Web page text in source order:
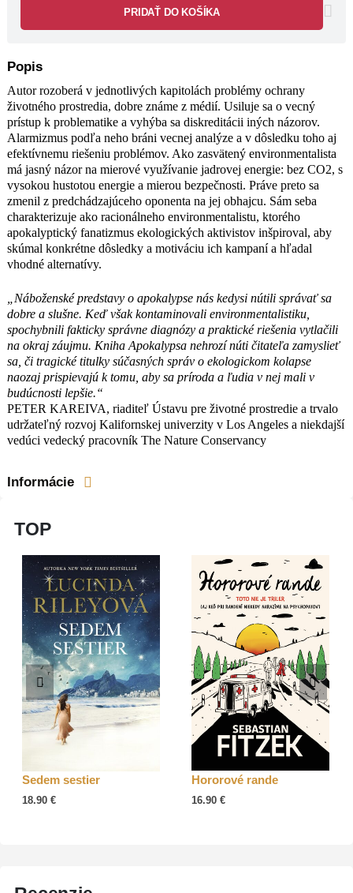
environmentalistiku, spochybnili
fakticky správne diagnózy a praktické
riešenia vytlačili na okraj záujmu.
kolapse naozaj prispievajú k tomu, aby
sa príroda a ľudia v nej mali v
budúcnosti lepšie.“
PETER KAREIVA, riaditeľ Ústavu
pre životné prostredie a trvalo
udržateľný rozvoj Kalifornskej
univerzity v Los Angeles a niekdajší
vedúci vedecký pracovník The Nature
Conservancy
PRIDAŤ DO KOŠÍKA
Popis
Autor rozoberá v jednotlivých kapitolách problémy ochrany
životného prostredia, dobre známe z médií. Usiluje sa o vecný
prístup k problematike a vyhýba sa diskreditácii iných názorov.
Alarmizmus podľa neho bráni vecnej analýze a v dôsledku toho aj
efektívnemu riešeniu problémov. Ako zasvätený environmentalista
má jasný názor na mierové využívanie jadrovej energie: bez CO2, s
vysokou hustotou energie a mierou bezpečnosti. Práve preto sa
zmenil z predchádzajúceho oponenta na jej obhajcu. Sám seba
charakterizuje ako racionálneho environmentalistu, ktorého
apokalyptický fanatizmus ekologických aktivistov inšpiroval, aby
skúmal konkrétne dôsledky a motiváciu ich kampaní a hľadal
vhodné alternatívy.
„Náboženské predstavy o apokalypse nás kedysi nútili správať sa
dobre a slušne. Keď však kontaminovali environmentalistiku,
spochybnili fakticky správne diagnózy a praktické riešenia vytlačili
na okraj záujmu. Kniha Apokalypsa nehrozí núti čitateľa zamyslieť
sa, či tragické titulky súčasných správ o ekologickom kolapse
naozaj prispievajú k tomu, aby sa príroda a ľudia v nej mali v
budúcnosti lepšie.“
PETER KAREIVA, riaditeľ Ústavu pre životné prostredie a trvalo
udržateľný rozvoj Kalifornskej univerzity v Los Angeles a niekdajší
vedúci vedecký pracovník The Nature Conservancy
Informácie
TOP
Sedem sestier
18.90 €
Hororové rande
16.90€